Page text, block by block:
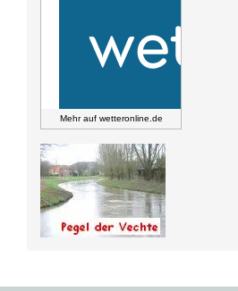
Mehr auf wetteronline.de